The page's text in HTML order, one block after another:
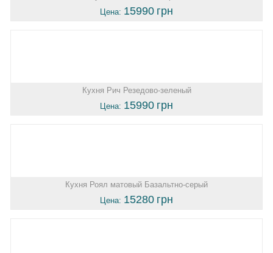
Цена: 15990 грн
Кухня Рич Резедово-зеленый
Цена: 15990 грн
Кухня Роял матовый Базальтно-серый
Цена: 15280 грн